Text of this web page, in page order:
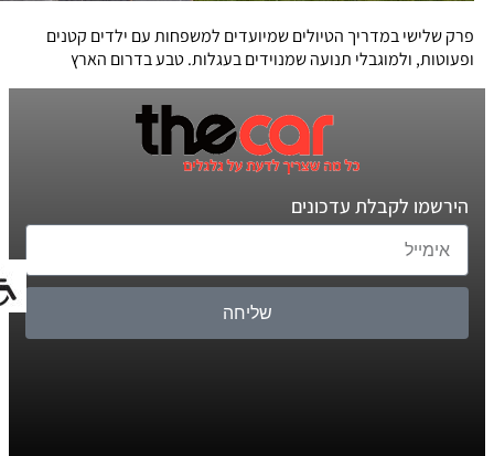
פרק שלישי במדריך הטיולים שמיועדים למשפחות עם ילדים קטנים
ופעוטות, ולמוגבלי תנועה שמנוידים בעגלות. טבע בדרום הארץ
הירשמו לקבלת עדכונים
שליחה